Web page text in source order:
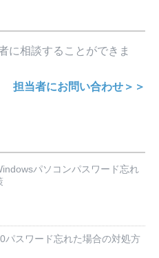
に相談することができま
担当者にお問い合わせ＞＞
パソコンパスワード忘れ
パスワード忘れた場合の対処方